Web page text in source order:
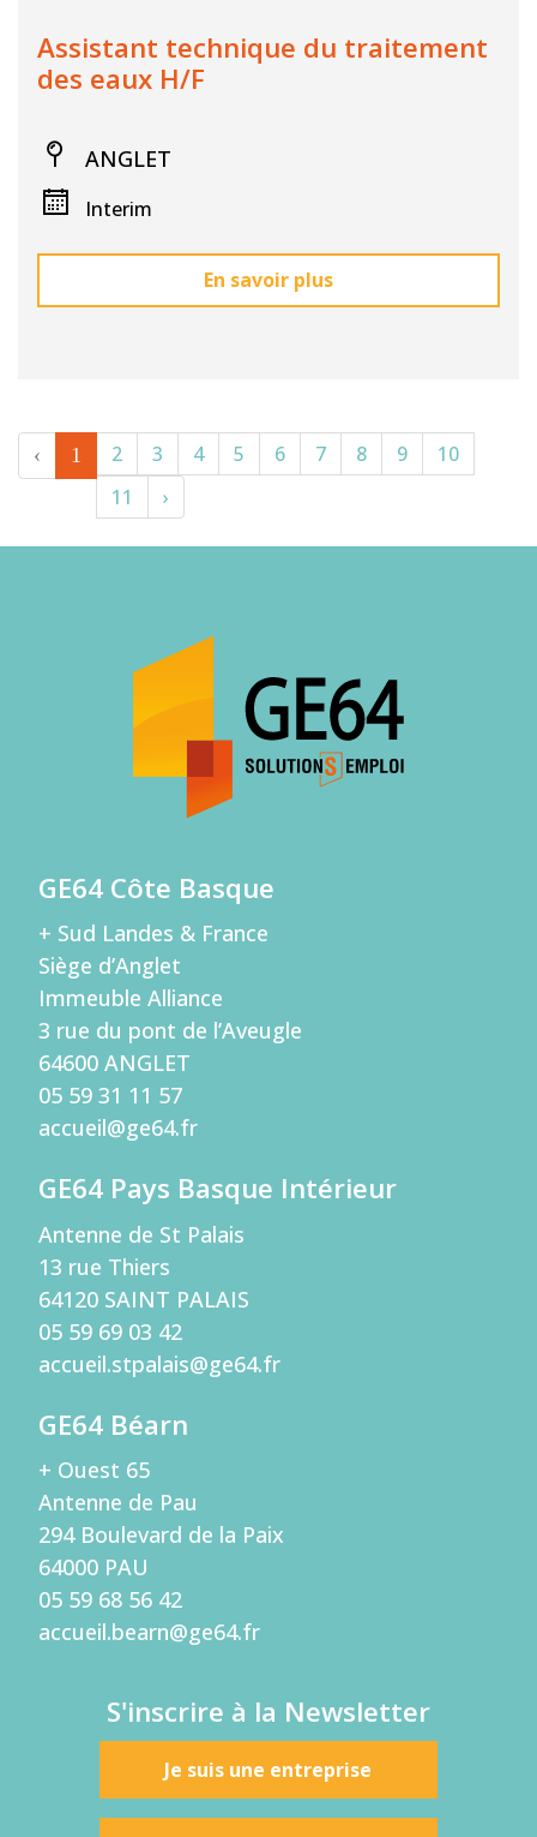
Assistant technique du traitement
des eaux H/F
ANGLET
Interim
En savoir plus
‹ 1 2 3 4 5 6 7 8 9
10
11
›
GE64 Côte Basque
+ Sud Landes & France
Siège d’Anglet
Immeuble Alliance
3 rue du pont de l’Aveugle
64600 ANGLET
05 59 31 11 57
accueil@ge64.fr
GE64 Pays Basque Intérieur
Antenne de St Palais
13 rue Thiers
64120 SAINT PALAIS
05 59 69 03 42
accueil.stpalais@ge64.fr
GE64 Béarn
+ Ouest 65
Antenne de Pau
294 Boulevard de la Paix
64000 PAU
05 59 68 56 42
accueil.bearn@ge64.fr
S'inscrire à la Newsletter
Je suis une entreprise